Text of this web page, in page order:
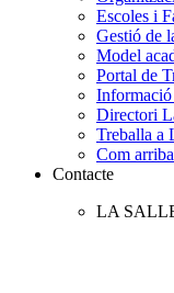
Escoles i
Gestió de
Model
Portal de
Directori
Treballa a
Com
Contacte
LA